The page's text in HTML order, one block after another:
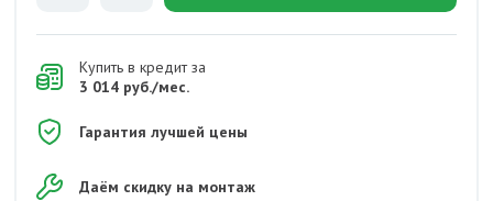
Купить в кредит за
3 014 руб./мес.
Гарантия лучшей цены
Даём скидку на монтаж